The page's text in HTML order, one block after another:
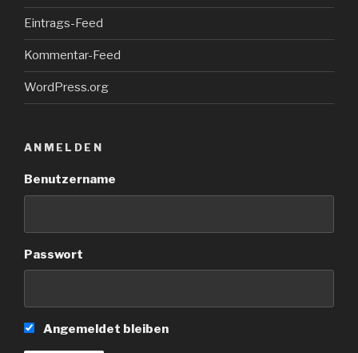
Eintrags-Feed
Kommentar-Feed
WordPress.org
ANMELDEN
Benutzername
Passwort
Angemeldet bleiben